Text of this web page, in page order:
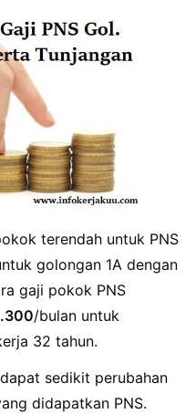
terendah untuk PNS
golongan 1A dengan
gaji pokok PNS
/bulan untuk
32 tahun.
sedikit perubahan
didapatkan PNS.